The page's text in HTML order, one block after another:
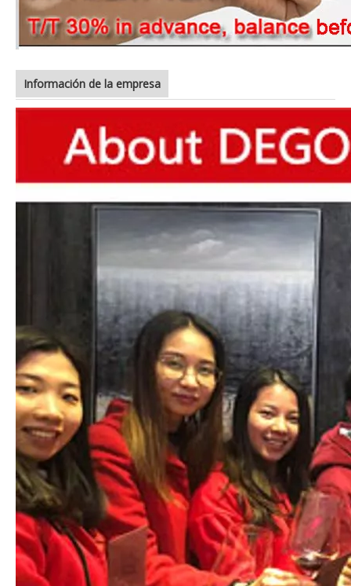
Información de la empresa